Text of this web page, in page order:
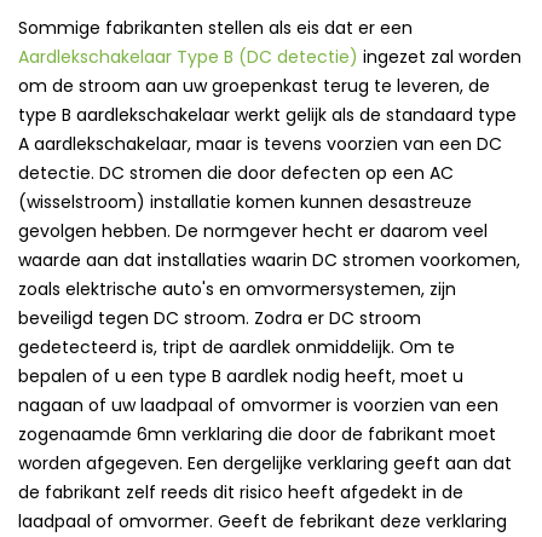
Sommige fabrikanten stellen als eis dat er een
Aardlekschakelaar Type B (DC detectie) ingezet zal worden
om de stroom aan uw groepenkast terug te leveren, de
type B aardlekschakelaar werkt gelijk als de standaard type
A aardlekschakelaar, maar is tevens voorzien van een DC
detectie. DC stromen die door defecten op een AC
(wisselstroom) installatie komen kunnen desastreuze
gevolgen hebben. De normgever hecht er daarom veel
waarde aan dat installaties waarin DC stromen voorkomen,
zoals elektrische auto's en omvormersystemen, zijn
beveiligd tegen DC stroom. Zodra er DC stroom
gedetecteerd is, tript de aardlek onmiddelijk. Om te
bepalen of u een type B aardlek nodig heeft, moet u
nagaan of uw laadpaal of omvormer is voorzien van een
zogenaamde 6mn verklaring die door de fabrikant moet
worden afgegeven. Een dergelijke verklaring geeft aan dat
de fabrikant zelf reeds dit risico heeft afgedekt in de
laadpaal of omvormer. Geeft de febrikant deze verklaring